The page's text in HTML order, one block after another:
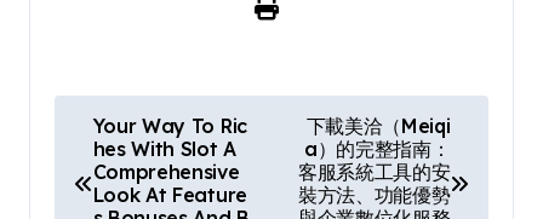
o
Your Way To Ric
hes With Slot A
Comprehensive
Look At Feature
下載美洽（Meiqi
a）的完整指南：
客服系統工具的安
裝方法、功能優勢